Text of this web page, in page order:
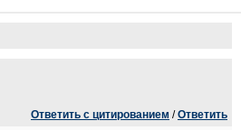
Ответить с цитированием /Ответить